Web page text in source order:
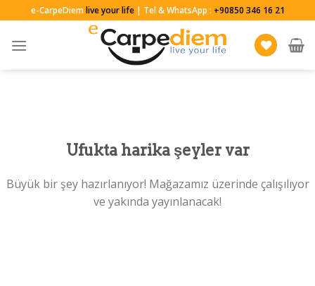
to
content
e-CarpeDiemlive your life| Tel & WhatsApp : +90850 346 16 21
Ufukta harika şeyler var
Büyük bir şey hazırlanıyor! Mağazamız üzerinde çalışılıyor
ve yakında yayınlanacak!